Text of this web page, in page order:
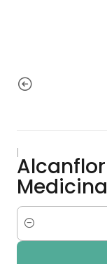
|
Cantidad